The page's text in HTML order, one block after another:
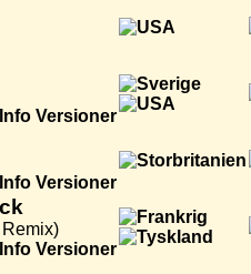
Info Versioner
Info Versioner
Info Versioner